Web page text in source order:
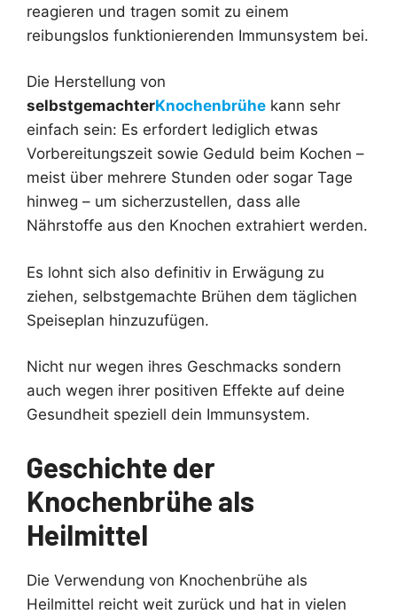
reagieren und tragen somit zu einem
reibungslos funktionierenden Immunsystem bei.
Die Herstellung von
selbstgemachterKnochenbrühe kann sehr
einfach sein: Es erfordert lediglich etwas
Vorbereitungszeit sowie Geduld beim Kochen –
meist über mehrere Stunden oder sogar Tage
hinweg – um sicherzustellen, dass alle
Nährstoffe aus den Knochen extrahiert werden.
Es lohnt sich also definitiv in Erwägung zu
ziehen, selbstgemachte Brühen dem täglichen
Speiseplan hinzuzufügen.
Nicht nur wegen ihres Geschmacks sondern
auch wegen ihrer positiven Effekte auf deine
Gesundheit speziell dein Immunsystem.
Geschichte der
Knochenbrühe als
Heilmittel
Die Verwendung von Knochenbrühe als
Heilmittel reicht weit zurück und hat in vielen